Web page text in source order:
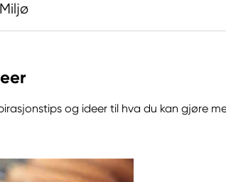
Sweden
70
og ideer til hva du kan gjøre